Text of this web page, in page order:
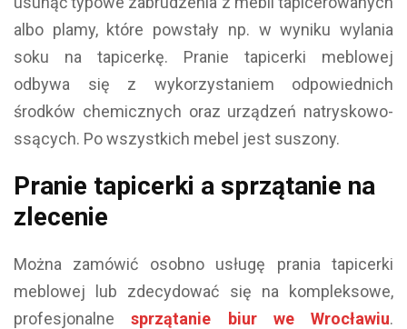
albo plamy, które powstały np. w wyniku wylania
soku na tapicerkę. Pranie tapicerki meblowej
odbywa się z wykorzystaniem odpowiednich
środków chemicznych oraz urządzeń natryskowo-
ssących. Po wszystkich mebel jest suszony.
Pranie tapicerki a sprzątanie na
zlecenie
Można zamówić osobno usługę prania tapicerki
meblowej lub zdecydować się na kompleksowe,
profesjonalnesprzątanie biur we Wrocławiu.